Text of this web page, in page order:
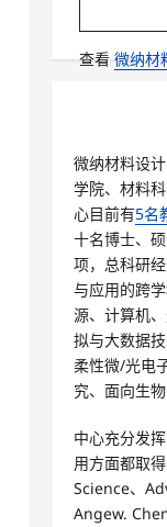
查看微纳材
微纳材料设
学院、材料
心目前有5名
十名博士、
项，总科研
与应用的跨
源、计算机
拟与大数据
柔性微/光电
究、面向生
中心充分发
用方面都取
Science、
Angew.